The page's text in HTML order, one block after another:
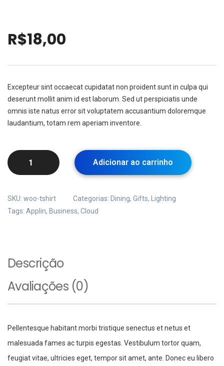
R$18,00
Excepteur sint occaecat cupidatat non proident sunt in culpa qui
deserunt mollit anim id est laborum. Sed ut perspiciatis unde
omnis iste natus error sit voluptatem accusantium doloremque
laudantium, totam rem aperiam inventore.
Adicionar ao carrinho
SKU: woo-tshirt Categorias: Dining, Gifts,
Lighting
Tags: Applin, Business, Cloud
Descrição
Avaliações (0)
Pellentesque habitant morbi tristique senectus et netus et
malesuada fames ac turpis egestas. Vestibulum tortor quam,
feugiat vitae, ultricies eget, tempor sit amet, ante. Donec eu libero